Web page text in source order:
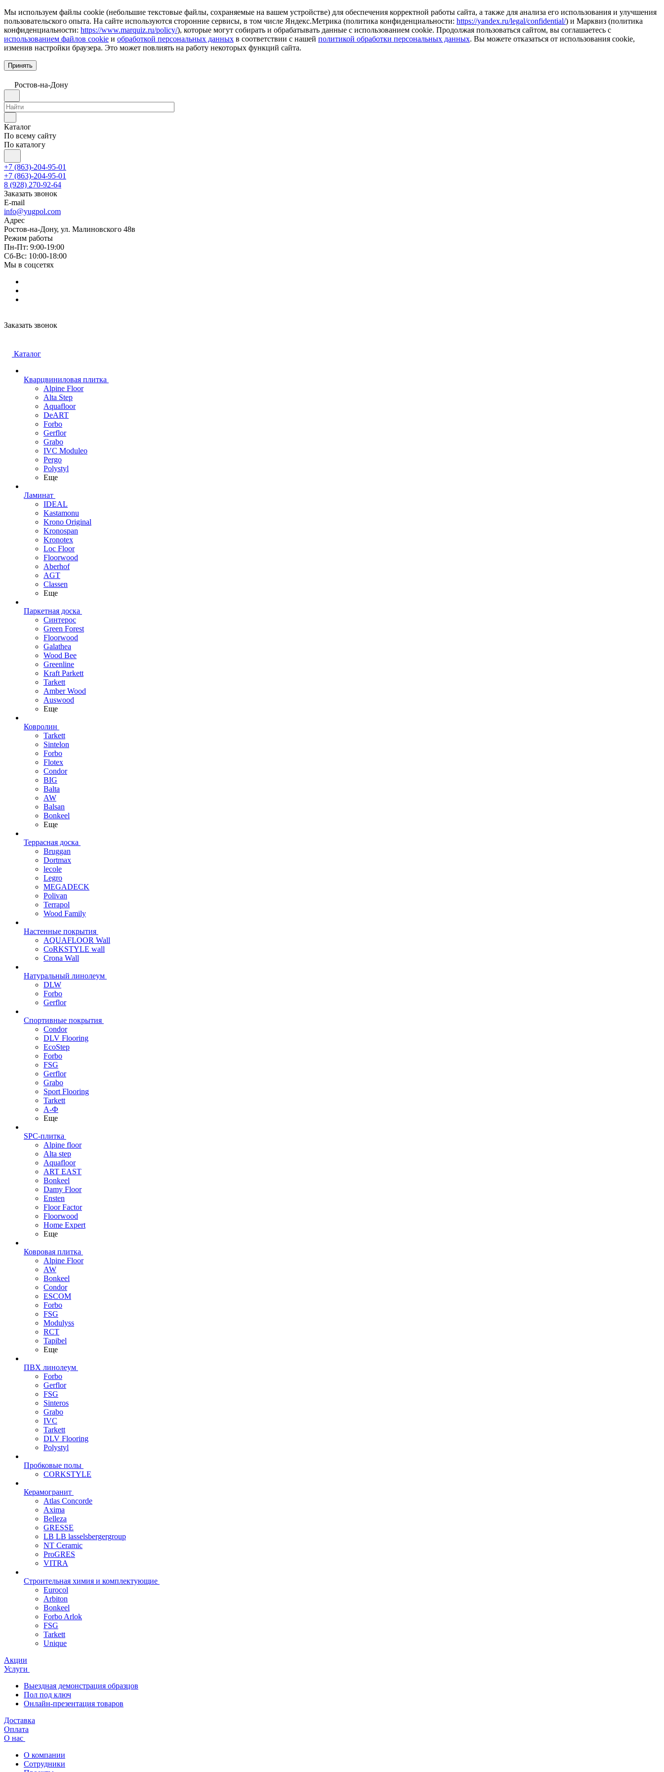
Мы используем файлы cookie (небольшие текстовые файлы, сохраняемые на вашем устройстве) для обеспечения корректной работы сайта, а также для анализа его использования и улучшения
пользовательского опыта. На сайте используются сторонние сервисы, в том числе Яндекс.Метрика (политика конфиденциальности: https://yandex.ru/legal/confidential/) и Марквиз (политика
конфиденциальности: https://www.marquiz.ru/policy/), которые могут собирать и обрабатывать данные с использованием cookie. Продолжая пользоваться сайтом, вы соглашаетесь с
использованием файлов cookie и обработкой персональных данных в соответствии с нашей политикой обработки персональных данных. Вы можете отказаться от использования cookie,
изменив настройки браузера. Это может повлиять на работу некоторых функций сайта.
Принять
Ростов-на-Дону
Каталог
По всему сайту
По каталогу
+7 (863)-204-95-01
+7 (863)-204-95-01
8 (928) 270-92-64
Заказать звонок
E-mail
info@yugpol.com
Адрес
Ростов-на-Дону, ул. Малиновского 48в
Режим работы
Пн-Пт: 9:00-19:00
Cб-Вс: 10:00-18:00
Мы в соцсетях
Заказать звонок
Каталог
Кварцвиниловая плитка
Alpine Floor
Alta Step
Aquafloor
DeART
Forbo
Gerflor
Grabo
IVC Moduleo
Pergo
Polystyl
Еще
Ламинат
IDEAL
Kastamonu
Krono Original
Kronospan
Kronotex
Loc Floor
Floorwood
Aberhof
AGT
Classen
Еще
Паркетная доска
Синтерос
Green Forest
Floorwood
Galathea
Wood Bee
Greenline
Kraft Parkett
Tarkett
Amber Wood
Auswood
Еще
Ковролин
Tarkett
Sintelon
Forbo
Flotex
Condor
BIG
Balta
AW
Balsan
Bonkeel
Еще
Террасная доска
Bruggan
Dortmax
lecole
Legro
MEGADECK
Polivan
Terrapol
Wood Family
Настенные покрытия
AQUAFLOOR Wall
CoRKSTYLE wall
Crona Wall
Натуральный линолеум
DLW
Forbo
Gerflor
Спортивные покрытия
Condor
DLV Flooring
EcoStep
Forbo
FSG
Gerflor
Grabo
Sport Flooring
Tarkett
А-Ф
Еще
SPC-плитка
Alpine floor
Alta step
Aquafloor
ART EAST
Bonkeel
Damy Floor
Ensten
Floor Factor
Floorwood
Home Expert
Еще
Ковровая плитка
Alpine Floor
AW
Bonkeel
Condor
ESCOM
Forbo
FSG
Modulyss
RCT
Tapibel
Еще
ПВХ линолеум
Forbo
Gerflor
FSG
Sinteros
Grabo
IVC
Tarkett
DLV Flooring
Polystyl
Пробковые полы
CORKSTYLE
Керамогранит
Atlas Concorde
Axima
Belleza
GRESSE
LB LB lasselsbergergroup
NT Ceramic
ProGRES
VITRA
Строительная химия и комплектующие
Eurocol
Arbiton
Bonkeel
Forbo Arlok
FSG
Tarkett
Unique
Акции
Услуги
Выездная демонстрация образцов
Пол под ключ
Онлайн-презентация товаров
Доставка
Оплата
О нас
О компании
Сотрудники